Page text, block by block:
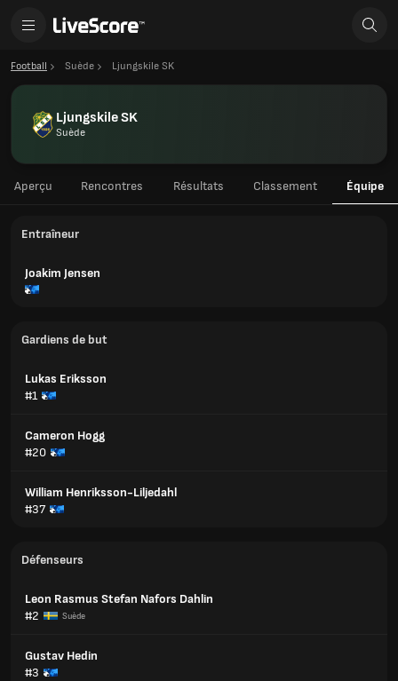
Football Suède Ljungskile SK
Ljungskile SK
Suède
Aperçu Rencontres Résultats Classement Équipe
Entraîneur
Joakim Jensen
Gardiens de but
Lukas Eriksson
#1
Cameron Hogg
#20
William Henriksson-Liljedahl
#37
Défenseurs
Leon Rasmus Stefan Nafors Dahlin
#2
Suède
Gustav Hedin
#3